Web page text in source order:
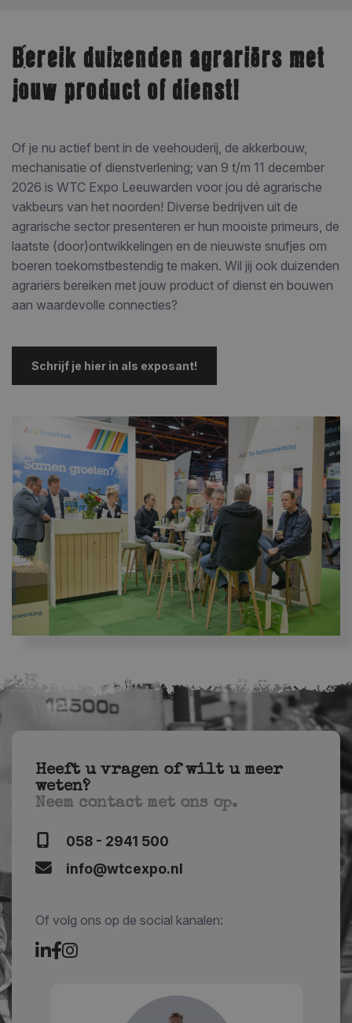
Bereik duizenden agrariërs met
jouw product of dienst!
Of je nu actief bent in de veehouderij, de akkerbouw,
mechanisatie of dienstverlening; van 9 t/m 11 december
2026 is WTC Expo Leeuwarden voor jou dé agrarische
vakbeurs van het noorden! Diverse bedrijven uit de
agrarische sector presenteren er hun mooiste primeurs, de
laatste (door)ontwikkelingen en de nieuwste snufjes om
boeren toekomstbestendig te maken. Wil jij ook duizenden
agrariërs bereiken met jouw product of dienst en bouwen
aan waardevolle connecties?
Schrijf je hier in als exposant!
Heeft u vragen of wilt u meer
weten?
Neem contact met ons op.
058 - 2941 500
info@wtcexpo.nl
Of volg ons op de social kanalen: